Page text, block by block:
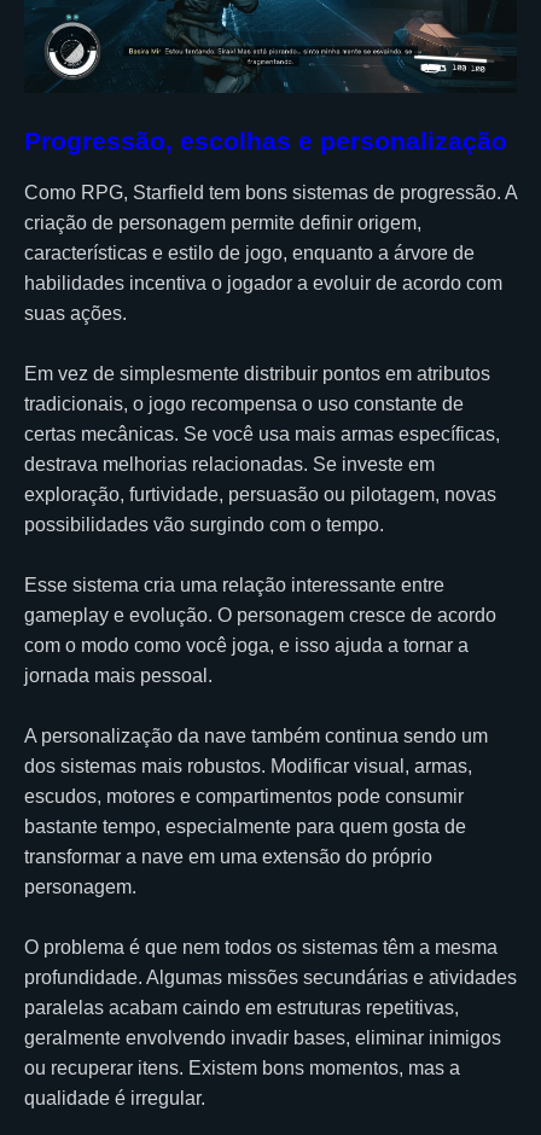
Progressão, escolhas e personalização
Como RPG, Starfield tem bons sistemas de progressão. A
criação de personagem permite definir origem,
características e estilo de jogo, enquanto a árvore de
habilidades incentiva o jogador a evoluir de acordo com
suas ações.
Em vez de simplesmente distribuir pontos em atributos
tradicionais, o jogo recompensa o uso constante de
certas mecânicas. Se você usa mais armas específicas,
destrava melhorias relacionadas. Se investe em
exploração, furtividade, persuasão ou pilotagem, novas
possibilidades vão surgindo com o tempo.
Esse sistema cria uma relação interessante entre
gameplay e evolução. O personagem cresce de acordo
com o modo como você joga, e isso ajuda a tornar a
jornada mais pessoal.
A personalização da nave também continua sendo um
dos sistemas mais robustos. Modificar visual, armas,
escudos, motores e compartimentos pode consumir
bastante tempo, especialmente para quem gosta de
transformar a nave em uma extensão do próprio
personagem.
O problema é que nem todos os sistemas têm a mesma
profundidade. Algumas missões secundárias e atividades
paralelas acabam caindo em estruturas repetitivas,
geralmente envolvendo invadir bases, eliminar inimigos
ou recuperar itens. Existem bons momentos, mas a
qualidade é irregular.